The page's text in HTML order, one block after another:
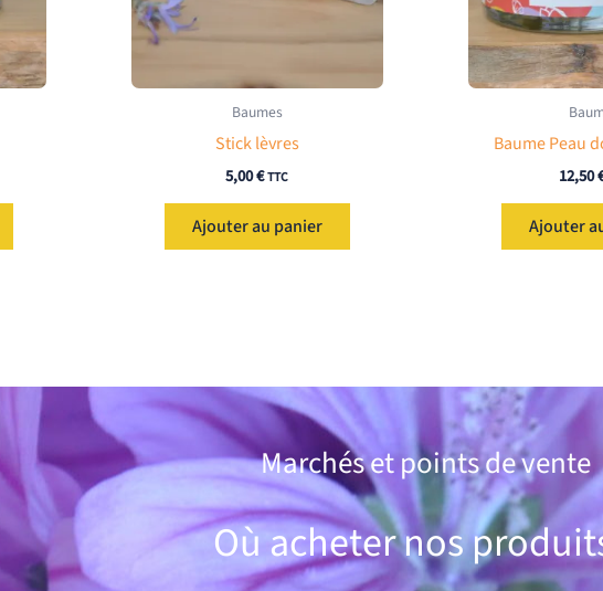
Baumes
Stick lèvres
5,00€TTC
Ajouter au panier
Baume Peau
12,50
Ajouter
Marchés et points de vente
Où acheter nos